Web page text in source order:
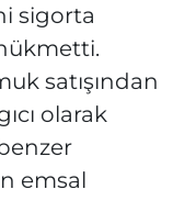
sigorta
satışından
olarak
emsal